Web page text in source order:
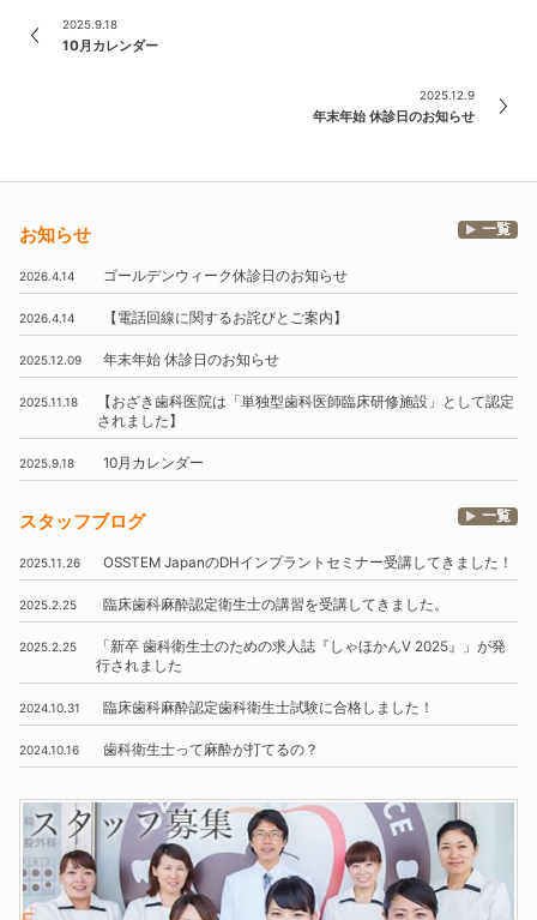
2025.9.18
10月カレンダー
2025.12.9
年末年始 休診日のお知らせ
お知らせ 一覧
2026.4.14 ゴールデンウィーク休診日のお知らせ
2026.4.14 【電話回線に関するお詫びとご案内】
2025.12.09 年末年始 休診日のお知らせ
2025.11.18 【おざき歯科医院は 「単独型歯科医師臨床研修施設」
として認定
されました】
2025.9.18 10月 カレンダー
スタッフブログ 一覧
2025.11.26 OSSTEM JapanのDHインプラントセミナー受講してきました！
2025.2.25 臨床歯科麻酔認定衛生士の講習を受講してきました。
2025.2.25 「新卒 歯科衛生士のための求人誌『しゃほかんV 2025』」 が発
行されました
2024.10.31 臨床歯科麻酔認定歯科衛生士試験に合格しました！
2024.10.16 歯科衛生士って麻酔が打てるの？